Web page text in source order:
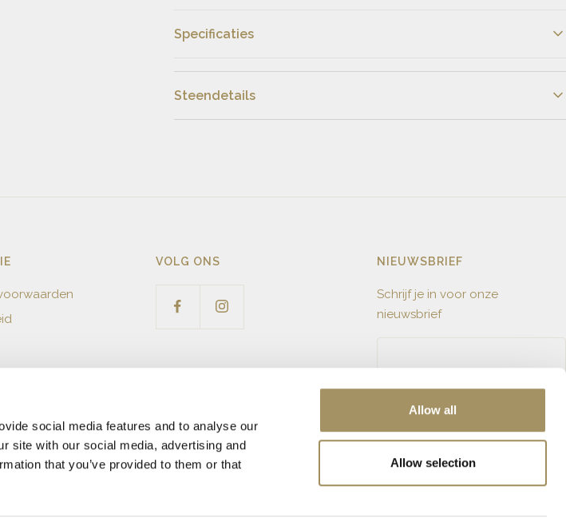
social media features and to analyse our
site with our social media, advertising and
that you’ve provided to them or that
Allow all
Allow selection
Specificaties
Prijs €1895
Steendetails
Karaat 0.56ct
Aantal
13
VOLG ONS NIEUWSBRIEF
Schrijf je in voor onze
nieuwsbrief